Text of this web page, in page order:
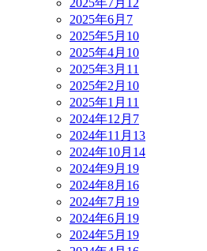
2025年6月 7
2025年5月 10
2025年4月 10
2025年3月 11
2025年2月 10
2025年1月 11
2024年12月 7
2024年11月 13
2024年10月 14
2024年9月 19
2024年8月 16
2024年7月 19
2024年6月 19
2024年5月 19